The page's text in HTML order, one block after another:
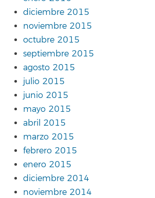
diciembre 2015
noviembre 2015
octubre 2015
septiembre 2015
agosto 2015
julio 2015
junio 2015
mayo 2015
abril 2015
marzo 2015
febrero 2015
enero 2015
diciembre 2014
noviembre 2014